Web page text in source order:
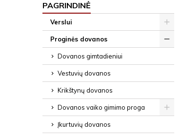
PAGRINDINĖ
Verslui
Proginės dovanos
Dovanos gimtadieniui
Vestuvių dovanos
Krikštynų dovanos
Dovanos vaiko gimimo proga
Įkurtuvių dovanos